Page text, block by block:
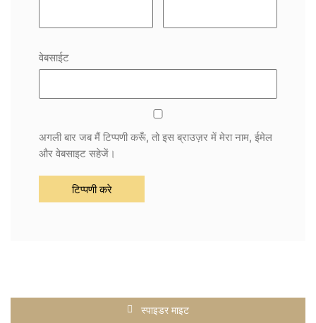
वेबसाईट
अगली बार जब मैं टिप्पणी करूँ, तो इस ब्राउज़र में मेरा नाम, ईमेल
और वेबसाइट सहेजें।
स्पाइडर माइट